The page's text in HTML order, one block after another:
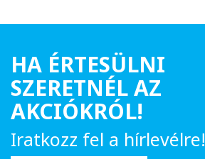
HA ÉRTESÜLNI
SZERETNÉL AZ
AKCIÓKRÓL!
Iratkozz fel a hírlevélre!